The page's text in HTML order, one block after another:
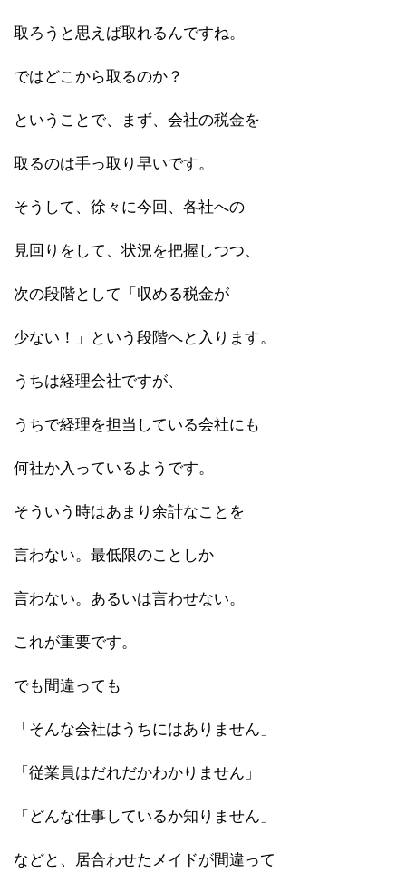
取ろうと思えば取れるんですね。
ではどこから取るのか？
ということで、まず、会社の税金を
取るのは手っ取り早いです。
そうして、徐々に今回、各社への
見回りをして、状況を把握しつつ、
次の段階として「収める税金が
少ない！」という段階へと入ります。
うちは経理会社ですが、
うちで経理を担当している会社にも
何社か入っているようです。
そういう時はあまり余計なことを
言わない。最低限のことしか
言わない。あるいは言わせない。
これが重要です。
でも間違っても
「そんな会社はうちにはありません」
「従業員はだれだかわかりません」
「どんな仕事しているか知りません」
などと、居合わせたメイドが間違って